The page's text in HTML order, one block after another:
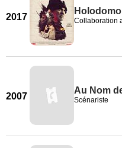
2017 Collaboration
2007
Au Nom
Scénariste